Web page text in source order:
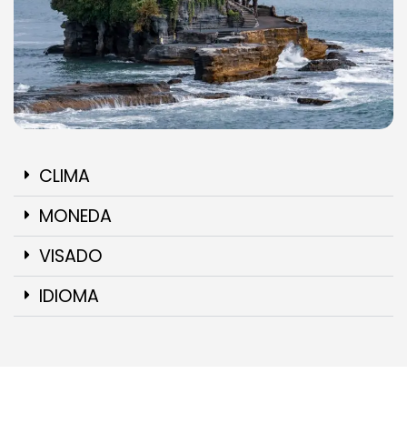
CLIMA
MONEDA
VISADO
IDIOMA